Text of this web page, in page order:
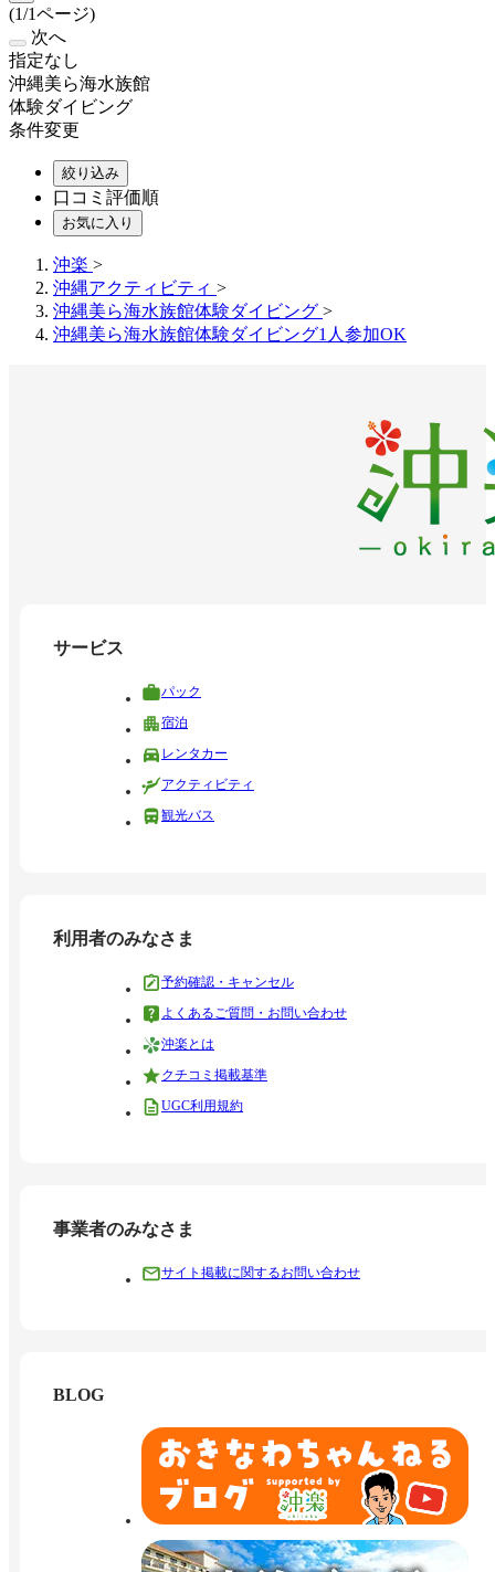
(1/1ページ)
次へ
指定なし
沖縄美ら海水族館
体験ダイビング
条件変更
絞り込み
口コミ評価順
お気に入り
沖楽 >
沖縄アクティビティ >
沖縄美ら海水族館体験ダイビング >
沖縄美ら海水族館体験ダイビング1人参加OK
サービス
パック
宿泊
レンタカー
アクティビティ
観光バス
利用者のみなさま
予約確認・キャンセル
よくあるご質問・お問い合わせ
沖楽とは
クチコミ掲載基準
UGC利用規約
事業者のみなさま
サイト掲載に関するお問い合わせ
BLOG